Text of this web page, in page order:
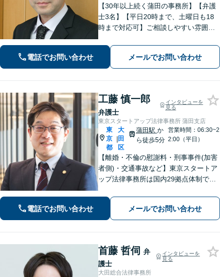
【30年以上続く蒲田の事務所】【弁護
士3名】【平日20時まで、土曜日も18
時まで対応可】ご相談しやすい雰囲気
ります。お気軽にご相談ください【法
テラス利用可】
電話でお問い合わせ メールでお問い合わせ
工藤 慎一郎
弁護士
インタビューを
見る
東京スタートアップ法律事務所 蒲田支店
東
京
都
|
大
田
区
蒲田駅 か
ら徒歩5分
営業時間：06:30~2
2:00（平日）
【離婚・不倫の慰謝料・刑事事件(加害
者側)・交通事故など】東京スタートア
ップ法律事務所は国内29拠点体制で全
対応(法律相談は完全予約制)】各分野で
専門性の高い弁護士が寄り添い解決を
サポートします。
電話でお問い合わせ メールでお問い合わせ
首藤 哲伺 弁
護士
インタビューを
見る
大田総合法律事務所